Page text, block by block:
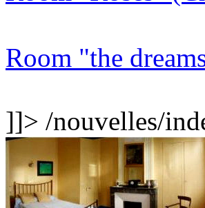
Room "the
]]> /nouvelles/